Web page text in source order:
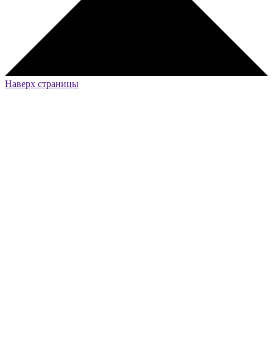
Наверх страницы